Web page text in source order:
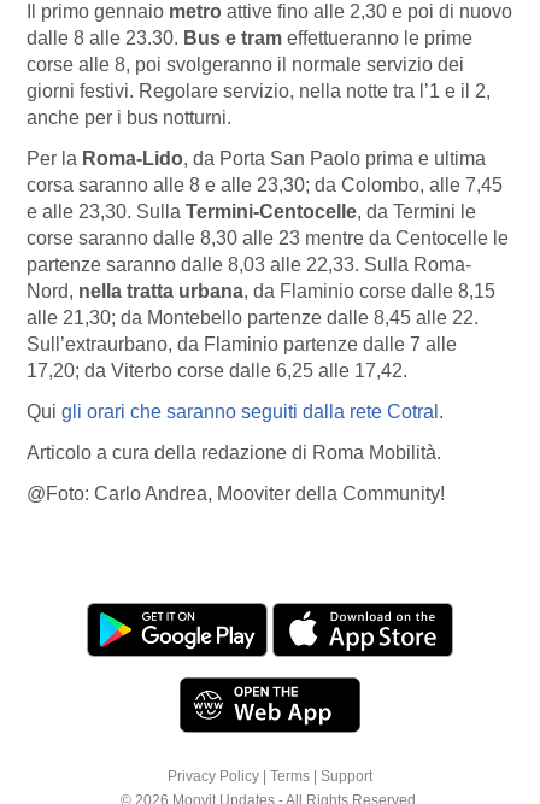
Il primo gennaio metro attive fino alle 2,30 e poi di nuovo
dalle 8 alle 23.30. Bus e tram effettueranno le prime
corse alle 8, poi svolgeranno il normale servizio dei
giorni festivi. Regolare servizio, nella notte tra l’1 e il 2,
anche per i bus notturni.
Per la Roma-Lido, da Porta San Paolo prima e ultima
corsa saranno alle 8 e alle 23,30; da Colombo, alle 7,45
e alle 23,30. Sulla Termini-Centocelle, da Termini le
corse saranno dalle 8,30 alle 23 mentre da Centocelle le
partenze saranno dalle 8,03 alle 22,33. Sulla Roma-
Nord, nella tratta urbana, da Flaminio corse dalle 8,15
alle 21,30; da Montebello partenze dalle 8,45 alle 22.
Sull’extraurbano, da Flaminio partenze dalle 7 alle
17,20; da Viterbo corse dalle 6,25 alle 17,42.
Qui gli orari che saranno seguiti dalla rete Cotral .
Articolo a cura della redazione di Roma Mobilità.
@Foto: Carlo Andrea, Mooviter della Community!
Privacy Policy Terms
Support